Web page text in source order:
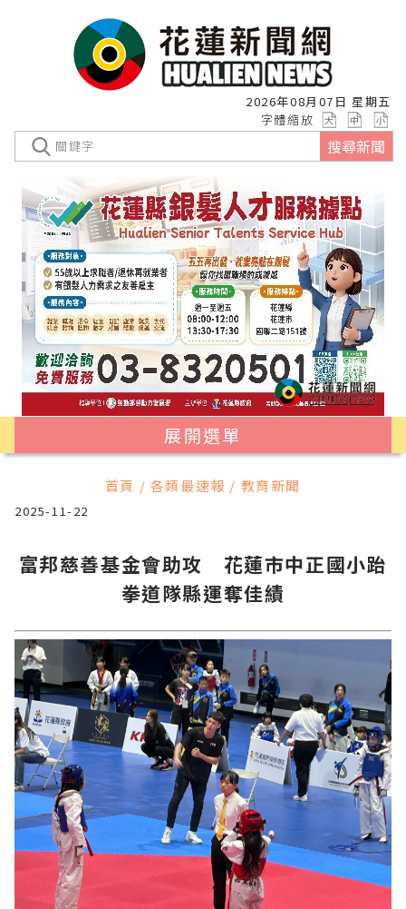
2026年08月07日 星期五
字體縮放
搜尋新聞
展開選單
首頁 / 各類最速報 / 教育新聞
2025-11-22
富邦慈善基金會助攻 花蓮市中正國小跆
拳道隊縣運奪佳績